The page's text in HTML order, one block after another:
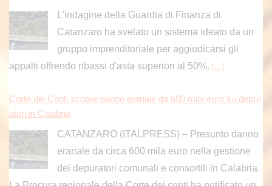
L'indagine della Guardia di Finanza di
Catanzaro ha svelato un sistema ideato da un
gruppo imprenditoriale per aggiudicarsi gli
appalti offrendo ribassi d'asta superiori al 50%. [...]
Corte dei Conti scopre danno erariale da 600 mila euro su depur
atori in Calabria
CATANZARO (ITALPRESS) – Presunto danno
erariale da circa 600 mila euro nella gestione
dei depuratori comunali e consortili in Calabria.